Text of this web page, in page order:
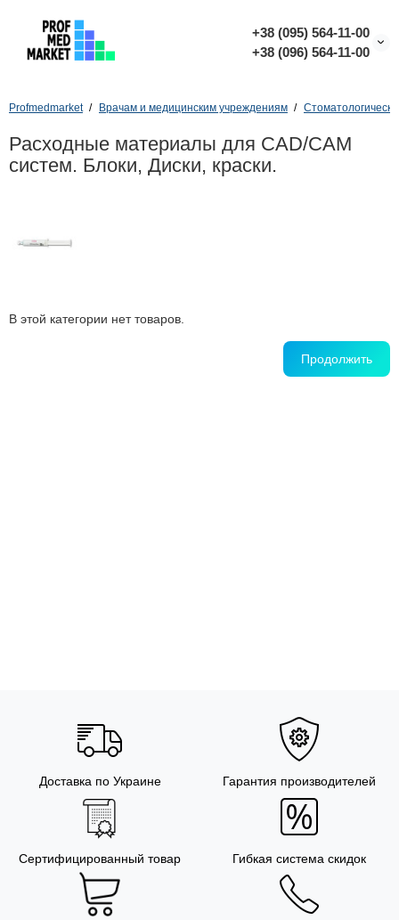
+38 (095) 564-11-00
+38 (096) 564-11-00
Profmedmarket Врачам и медицинским учреждениям
Расходные материалы для CAD/CAM
систем. Блоки, Диски, краски.
В этой категории нет товаров.
Продолжить
Доставка по Украине Гарантия производителей
Сертифицированный товар Гибкая система скидок